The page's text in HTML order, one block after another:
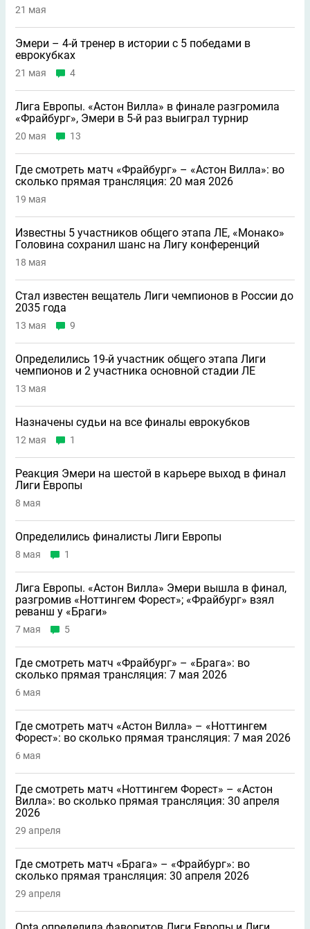
21 мая
Эмери – 4-й тренер в истории с 5 победами в
еврокубках
21 мая 4
Лига Европы. «Астон Вилла» в финале разгромила
«Фрайбург», Эмери в 5-й раз выиграл турнир
20 мая 13
Где смотреть матч «Фрайбург» – «Астон Вилла»: во
сколько прямая трансляция: 20 мая 2026
19 мая
Известны 5 участников общего этапа ЛЕ, «Монако»
Головина сохранил шанс на Лигу конференций
18 мая
Стал известен вещатель Лиги чемпионов в России до
2035 года
13 мая 9
Определились 19-й участник общего этапа Лиги
чемпионов и 2 участника основной стадии ЛЕ
13 мая
Назначены судьи на все финалы еврокубков
12 мая 1
Реакция Эмери на шестой в карьере выход в финал
Лиги Европы
8 мая
Определились финалисты Лиги Европы
8 мая 1
Лига Европы. «Астон Вилла» Эмери вышла в финал,
разгромив «Ноттингем Форест»; «Фрайбург» взял
реванш у «Браги»
7 мая 5
Где смотреть матч «Фрайбург» – «Брага»: во
сколько прямая трансляция: 7 мая 2026
6 мая
Где смотреть матч «Астон Вилла» – «Ноттингем
Форест»: во сколько прямая трансляция: 7 мая 2026
6 мая
Где смотреть матч «Ноттингем Форест» – «Астон
Вилла»: во сколько прямая трансляция: 30 апреля
2026
29 апреля
Где смотреть матч «Брага» – «Фрайбург»: во
сколько прямая трансляция: 30 апреля 2026
29 апреля